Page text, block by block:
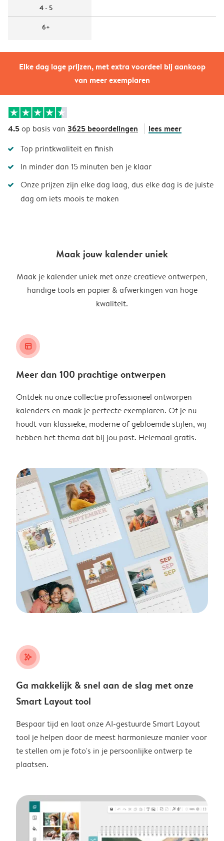
Elke dag lage prijzen, met extra voordeel bij aankoop
van meer exemplaren
4 - 5
6+
4.5op basis van 3625 beoordelingen lees meer
Top printkwaliteit en finish
In minder dan 15 minuten ben je klaar
Onze prijzen zijn elke dag laag, dus elke dag is de juiste
dag om iets moois te maken
Maak jouw kalender uniek
Maak je kalender uniek met onze creatieve ontwerpen,
handige tools en papier & afwerkingen van hoge
kwaliteit.
layout_alt
Meer dan 100 prachtige ontwerpen
Ontdek nu onze collectie professioneel ontworpen
kalenders en maak je perfecte exemplaren. Of je nu
houdt van klassieke, moderne of gebloemde stijlen, wij
hebben het thema dat bij jou past. Helemaal gratis.
stars_plus
Ga makkelijk & snel aan de slag met onze
Smart Layout tool
Bespaar tijd en laat onze AI-gestuurde Smart Layout
tool je helpen door de meest harmonieuze manier voor
te stellen om je foto's in je persoonlijke ontwerp te
plaatsen.